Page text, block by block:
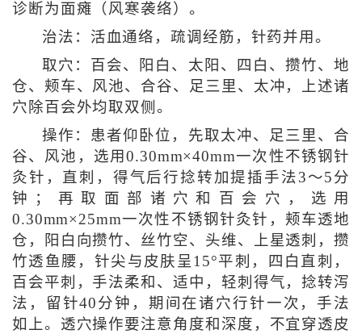
诊断为面瘫（风寒袭络）。
治法：活血通络，疏调经筋，针药并用。
取穴：百会、阳白、太阳、四白、攒竹、地
仓、颊车、风池、合谷、足三里、太冲，上述诸
穴除百会外均取双侧。
操作：患者仰卧位，先取太冲、足三里、合
谷、风池，选用0.30mm×40mm一次性不锈钢针
灸针，直刺，得气后行捻转加提插手法3～5分
钟；再取面部诸穴和百会穴，选用
0.30mm×25mm一次性不锈钢针灸针，颊车透地
仓，阳白向攒竹、丝竹空、头维、上星透刺，攒
竹透鱼腰，针尖与皮肤呈15°平刺，四白直刺，
百会平刺，手法柔和、适中，轻刺得气，捻转泻
法，留针40分钟，期间在诸穴行针一次，手法
如上。透穴操作要注意角度和深度，不宜穿透皮